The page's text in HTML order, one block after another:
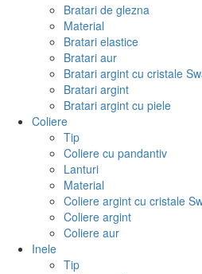
Bratari de glezna
Material
Bratari elastice
Bratari aur
Bratari argint cu cristale
Bratari argint
Bratari argint cu piele
Coliere
Tip
Coliere cu pandantiv
Lanturi
Material
Coliere argint cu cristale
Coliere argint
Coliere aur
Inele
Tip